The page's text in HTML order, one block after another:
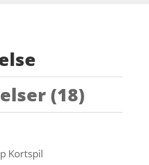
(18)
Kortspil